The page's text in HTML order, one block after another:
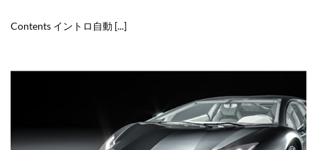
Contents イントロ自動 [...]